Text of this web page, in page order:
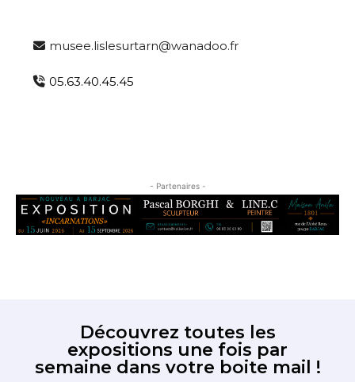
musee.lislesurtarn@wanadoo.fr
05.63.40.45.45
- Partenaires -
Découvrez toutes les
expositions une fois par
semaine dans votre boite mail !